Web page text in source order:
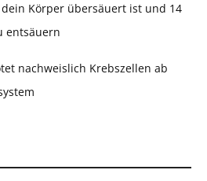
Körper übersäuert ist und 14
entsäuern
nachweislich Krebszellen ab